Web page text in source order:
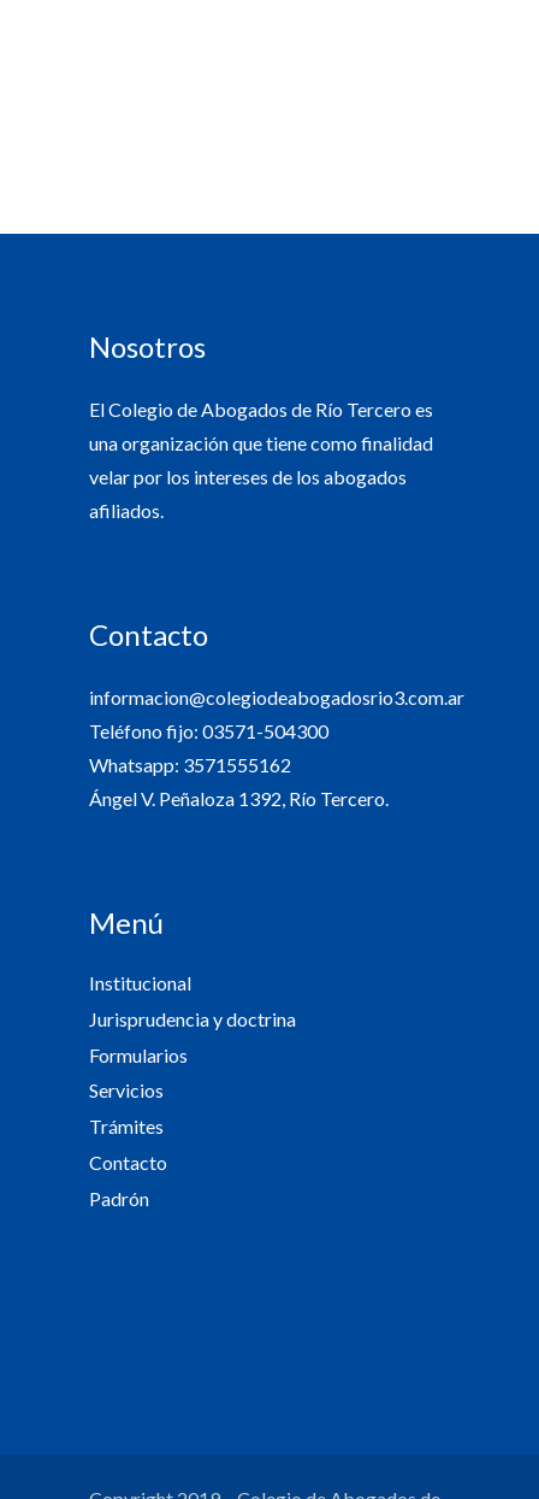
Nosotros
El Colegio de Abogados de Río Tercero es
una organización que tiene como finalidad
velar por los intereses de los abogados
afiliados.
Contacto
informacion@colegiodeabogadosrio3.com.ar
Teléfono fijo: 03571-504300
Whatsapp: 3571555162
Ángel V. Peñaloza 1392, Río Tercero.
Menú
Institucional
Jurisprudencia y doctrina
Formularios
Servicios
Trámites
Contacto
Padrón